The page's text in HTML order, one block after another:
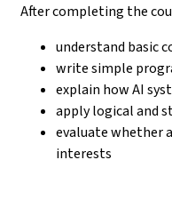
After completing the
understand basic
write simple
explain how AI
apply logical and
evaluate whether
interests